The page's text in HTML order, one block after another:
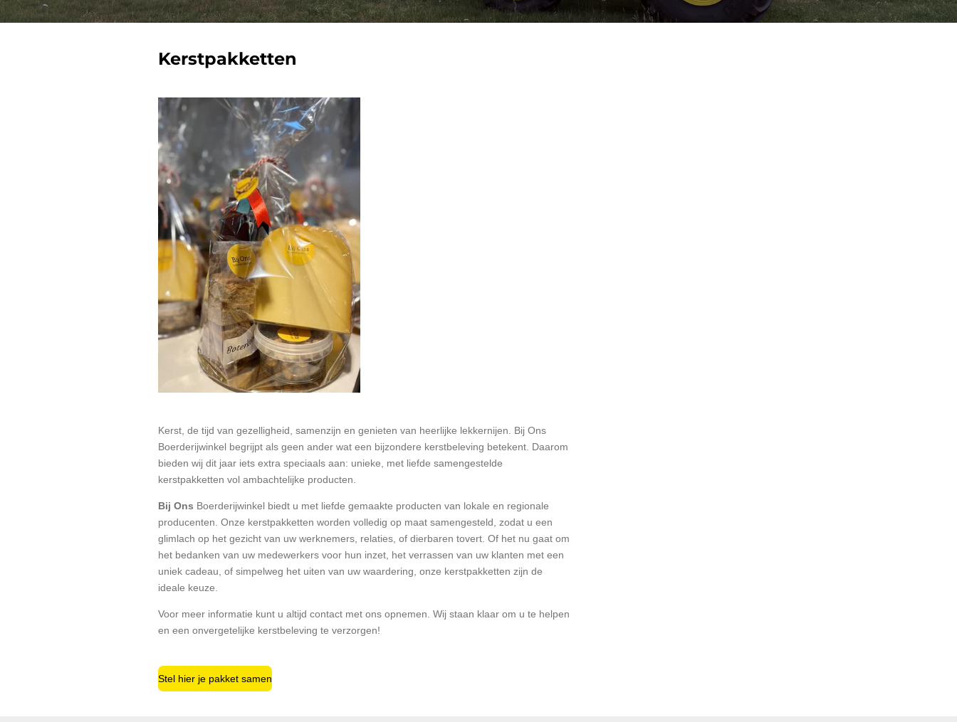
Kerstpakketten
Kerst, de tijd van gezelligheid, samenzijn en genieten van heerlijke lekkernijen. Bij Ons
Boerderijwinkel begrijpt als geen ander wat een bijzondere kerstbeleving betekent. Daarom
bieden wij dit jaar iets extra speciaals aan: unieke, met liefde samengestelde
kerstpakketten vol ambachtelijke producten.
Bij Ons Boerderijwinkel biedt u met liefde gemaakte producten van lokale en regionale
producenten. Onze kerstpakketten worden volledig op maat samengesteld, zodat u een
glimlach op het gezicht van uw werknemers, relaties, of dierbaren tovert. Of het nu gaat om
het bedanken van uw medewerkers voor hun inzet, het verrassen van uw klanten met een
uniek cadeau, of simpelweg het uiten van uw waardering, onze kerstpakketten zijn de
ideale keuze.
Voor meer informatie kunt u altijd contact met ons opnemen. Wij staan klaar om u te helpen
en een onvergetelijke kerstbeleving te verzorgen!
Stel hier je pakket samen